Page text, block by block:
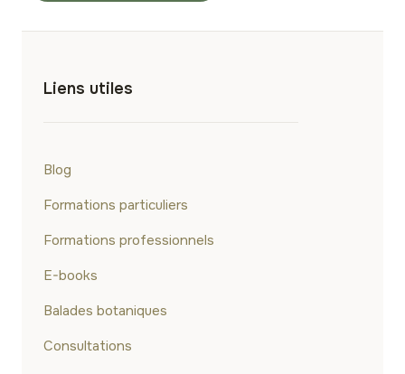
Liens utiles
Blog
Formations particuliers
Formations professionnels
E-books
Balades botaniques
Consultations